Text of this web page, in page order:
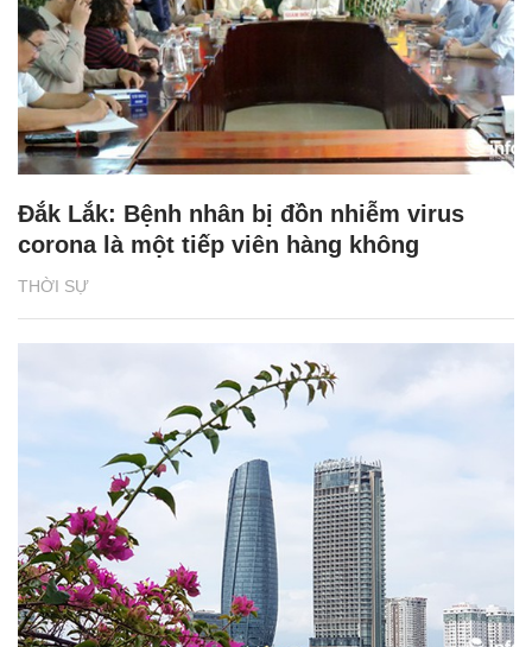
THỜI SỰ
Đắk Lắk: Bệnh nhân bị đồn nhiễm virus
corona là một tiếp viên hàng không